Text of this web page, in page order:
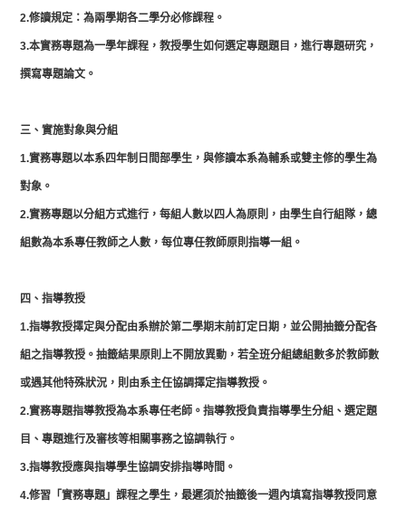
2.修讀規定：為兩學期各二學分必修課程。
3.本實務專題為一學年課程，教授學生如何選定專題題目，進行專題研究，
撰寫專題論文。
三、實施對象與分組
1.實務專題以本系四年制日間部學生，與修讀本系為輔系或雙主修的學生為
對象。
2.實務專題以分組方式進行，每組人數以四人為原則，由學生自行組隊，總
組數為本系專任教師之人數，每位專任教師原則指導一組。
四、指導教授
1.指導教授擇定與分配由系辦於第二學期末前訂定日期，並公開抽籤分配各
組之指導教授。抽籤結果原則上不開放異動，若全班分組總組數多於教師數
或遇其他特殊狀況，則由系主任協調擇定指導教授。
2.實務專題指導教授為本系專任老師。指導教授負責指導學生分組、選定題
目、專題進行及審核等相關事務之協調執行。
3.指導教授應與指導學生協調安排指導時間。
4.修習「實務專題」課程之學生，最遲須於抽籤後一週內填寫指導教授同意